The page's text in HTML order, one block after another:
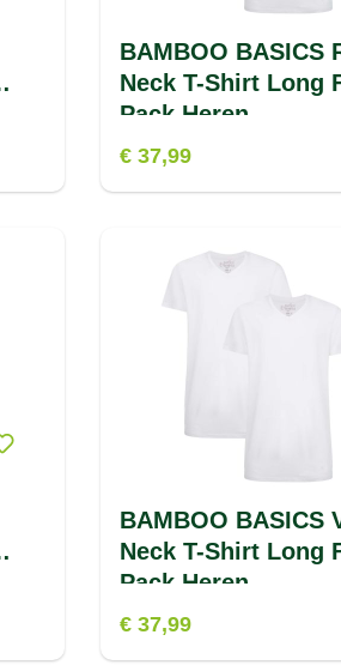
BAMBOO BASICS
Neck T-Shirt Long
Pack Heren
€ 37,99
BAMBOO BASICS
Neck T-Shirt Long
Pack Heren
€ 37,99